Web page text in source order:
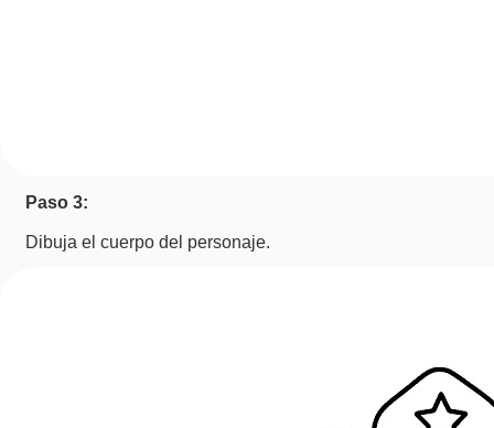
Paso 3:
Dibuja el cuerpo del personaje.